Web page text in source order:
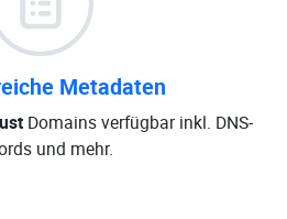
Metadaten
Domains verfügbar inkl. DNS-
und mehr.